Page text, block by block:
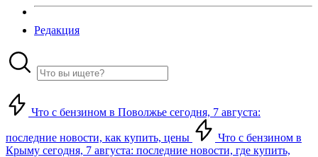
Редакция
Что с бензином в Поволжье сегодня, 7 августа:
последние новости, как купить, цены
Что с бензином в
Крыму сегодня, 7 августа: последние новости, где купить,